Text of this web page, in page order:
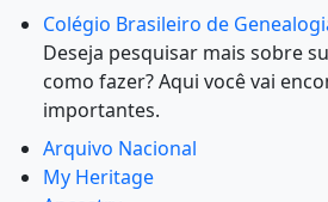
Colégio Brasileiro de
Deseja pesquisar mais sobre
como fazer? Aqui você vai
importantes.
Arquivo Nacional
My Heritage